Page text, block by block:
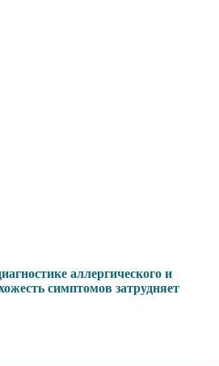
аллергического и
симптомов затрудняет